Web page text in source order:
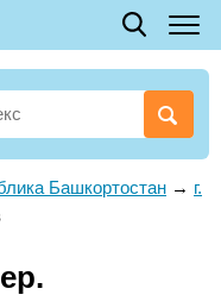
Башкортостан → г.